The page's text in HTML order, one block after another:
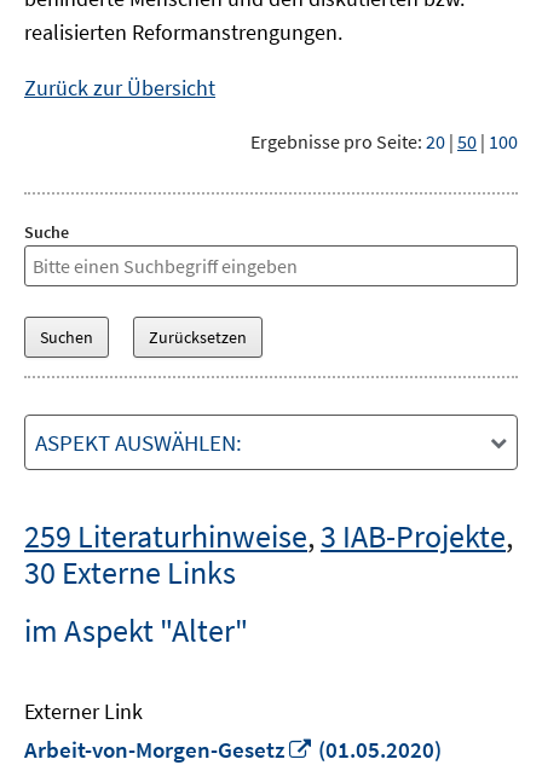
realisierten Reformanstrengungen.
Zurück zur Übersicht
Ergebnisse pro Seite: 20 | 50 | 100
Suche
ASPEKT AUSWÄHLEN:
259 Literaturhinweise,3 IAB-Projekte,
30 Externe Links
im Aspekt "Alter"
Externer Link
Arbeit-von-Morgen-Gesetz
In
(01.05.2020)